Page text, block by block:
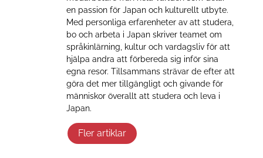
en passion för Japan och kulturellt utbyte.
Med personliga erfarenheter av att studera,
bo och arbeta i Japan skriver teamet om
språkinlärning, kultur och vardagsliv för att
hjälpa andra att förbereda sig inför sina
egna resor. Tillsammans strävar de efter att
göra det mer tillgängligt och givande för
människor överallt att studera och leva i
Japan.
Fler artiklar